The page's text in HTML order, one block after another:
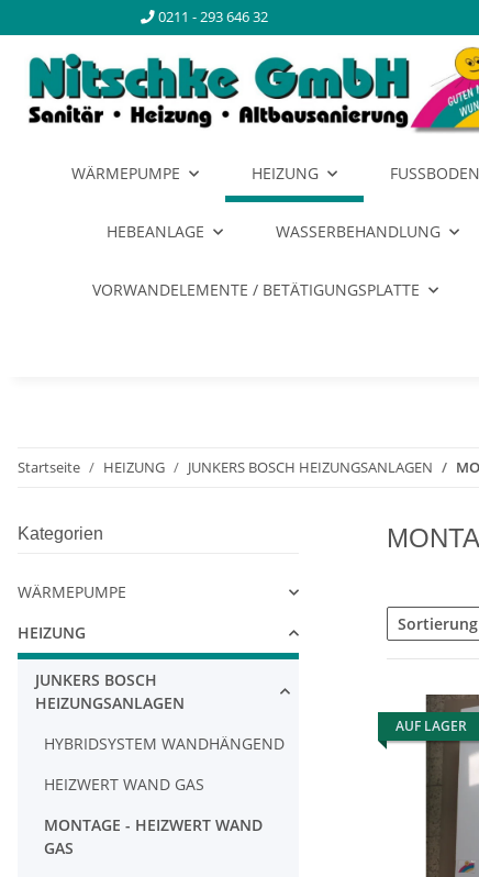
0211 - 293 646 32
WÄRMEPUMPE HEIZUNG
HEBEANLAGE WASSERBEHANDLUNG
VORWANDELEMENTE / BETÄTIGUNGSPLATTE
Startseite HEIZUNG JUNKERS BOSCH HEIZUNGSANLAGEN
Sortierung
AUF LAGER
Kategorien
WÄRMEPUMPE
HEIZUNG
JUNKERS BOSCH
HEIZUNGSANLAGEN
HYBRIDSYSTEM WANDHÄNGEND
HEIZWERT WAND GAS
MONTAGE - HEIZWERT WAND
GAS